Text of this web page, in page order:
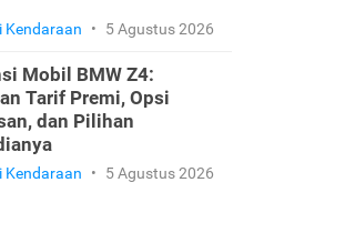
Kendaraan • 5 Agustus 2026
Mobil BMW Z4:
Tarif Premi, Opsi
dan Pilihan
Kendaraan • 5 Agustus 2026